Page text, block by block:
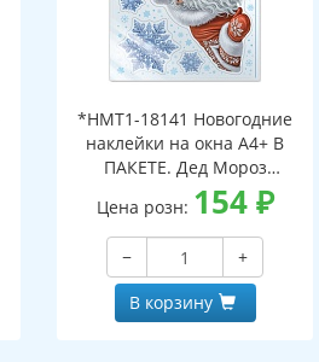
*НМТ1-18141 Новогодние
наклейки на окна А4+ В
ПАКЕТЕ. Дед Мороз
заглядывает в окно (видны
с обеих сторон,
многоразовые, в
индивидуальной упаковке,
с европодвесом и клеевым
клапаном)
Цена розн: 154₽
−
+
В корзину